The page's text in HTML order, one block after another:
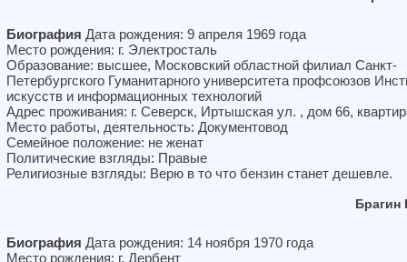
Биография Дата рождения: 9 апреля 1969 года
Место рождения: г. Электросталь
Образование: высшее, Московский областной филиал Санкт-
Петербургского Гуманитарного университета профсоюзов
искусств и информационных технологий
Адрес проживания: г. Северск, Иртышская ул. , дом 66,
Место работы, деятельность: Документовод
Семейное положение: не женат
Политические взгляды: Правые
Религиозные взгляды: Верю в то что бензин станет дешевле.
Брагин
Биография Дата рождения: 14 ноября 1970 года
Место рождения: г. Дербент